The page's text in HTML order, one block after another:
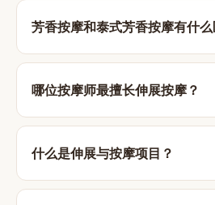
芳香按摩和泰式芳香按摩有什么
哪位按摩师最擅长伸展按摩？
什么是伸展与按摩项目？